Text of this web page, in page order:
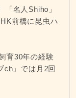
「名人Shiho」
前橋に昆虫ハ
育30年の経験
ch」では月2回